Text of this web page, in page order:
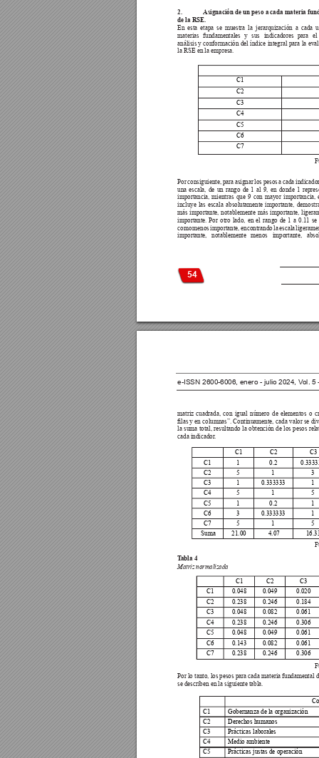
54
2.
Asignación de un peso a cada materia
delaRSE.
En esta etapa se muestra la jerarquización a cada
materias fundamentales y sus indicadores para
análisis y conformación del índice integral para la
la RSE en la empresa.
C1
C2
C3
C4
C5
C6
C7
Por consiguiente, para asignar los pesos a cada
una escala, de un rango de 1 al 9, en donde 1
importancia, mientras que 9 con mayor importancia,
incluye las escala absolutamente importante,
más importante, notablemente más importante,
importante. Por otro lado, en el rango de 1 a 0.11
como menos importante, encontrando la escala
importante, notablemente menos importante,
e-ISSN 2600-6006, enero - julio 2024, Vol. 5
matriz cuadrada, con igual número de elementos o
las y en columnas”. Continuamente, cada valor se
la suma total, resultando la obtención de los pesos
cada indicador.
C1 C2
C3
C1
1 0.2
C2
5 1
3
C3
1 0.333333
1
C4
5 1
5
C5
1 0.2
1
C6
3 0.333333
1
C7
5 1
5
Suma
21.00 4.07
Tabla 4
Matriz normalizada
C1 C2
C3
C1
0.048 0.049
0.020
C2
0.238 0.246
0.184
C3
0.048 0.082
0.061
C4
0.238 0.246
0.306
C5
0.048 0.049
0.061
C6
0.143 0.082
0.061
C7
0.238 0.246 0.306
Por lo tanto, los pesos para cada materia fundamental
se describen en la siguiente tabla.
C1
Gobernanza de la organización
C2
Derechos humanos
C3
Prácticas laborales
C4
Medio ambiente
C5
Prácticas justas de operación